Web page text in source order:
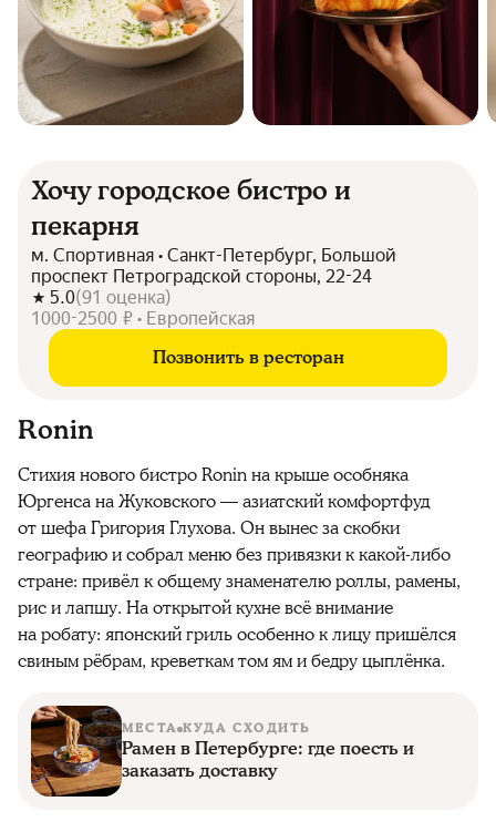
Хочу городское бистро и
пекарня
м. Спортивная • Санкт-Петербург, Большой
проспект Петроградской стороны, 22-24
5.0(91 оценка)
1000-2500 ₽ • Европейская
Позвонить в ресторан
Ronin
Стихия нового бистро Ronin на крыше особняка
Юргенса на Жуковского — азиатский комфортфуд
от шефа Григория Глухова. Он вынес за скобки
географию и собрал меню без привязки к какой-либо
стране: привёл к общему знаменателю роллы, рамены,
рис и лапшу. На открытой кухне всё внимание
на робату: японский гриль особенно к лицу пришёлся
свиным рёбрам, креветкам том ям и бедру цыплёнка.
МЕСТА КУДА СХОДИТЬ
Рамен в Петербурге: где поесть и
заказать доставку